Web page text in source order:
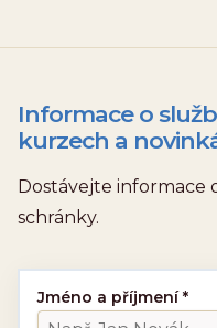
Informace o
kurzech a
Dostávejte informace
schránky.
Jméno a příjmení*